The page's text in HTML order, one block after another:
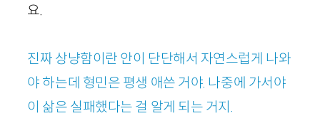
요.
진짜 상냥함이란 안이 단단해서 자연스럽게 나와
야 하는데 형민은 평생 애쓴 거야. 나중에 가서야
이 삶은 실패했다는 걸 알게 되는 거지.